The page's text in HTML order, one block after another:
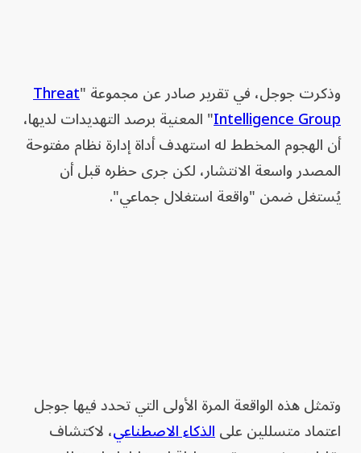
وذكرت جوجل، في تقرير صادر عن مجموعة "Threat
Intelligence Group" المعنية برصد التهديدات لديها،
أن الهجوم المخطط له استهدف أداة إدارة نظام مفتوحة
المصدر واسعة الانتشار، لكن جرى حظره قبل أن
يُستغل ضمن "واقعة استغلال جماعي".
وتمثل هذه الواقعة المرة الأولى التي تحدد فيها جوجل
اعتماد متسللين علىالذكاء الاصطناعي، لاكتشاف